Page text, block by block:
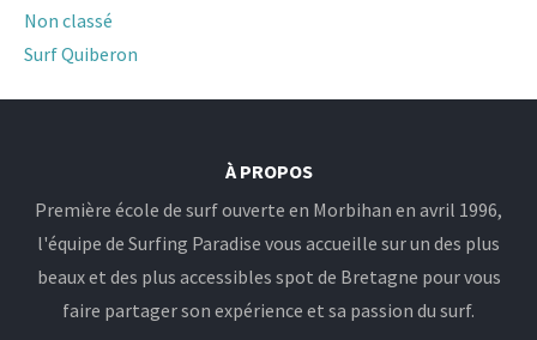
Non classé
Surf Quiberon
À PROPOS
Première école de surf ouverte en Morbihan en avril 1996,
l'équipe de Surfing Paradise vous accueille sur un des plus
beaux et des plus accessibles spot de Bretagne pour vous
faire partager son expérience et sa passion du surf.